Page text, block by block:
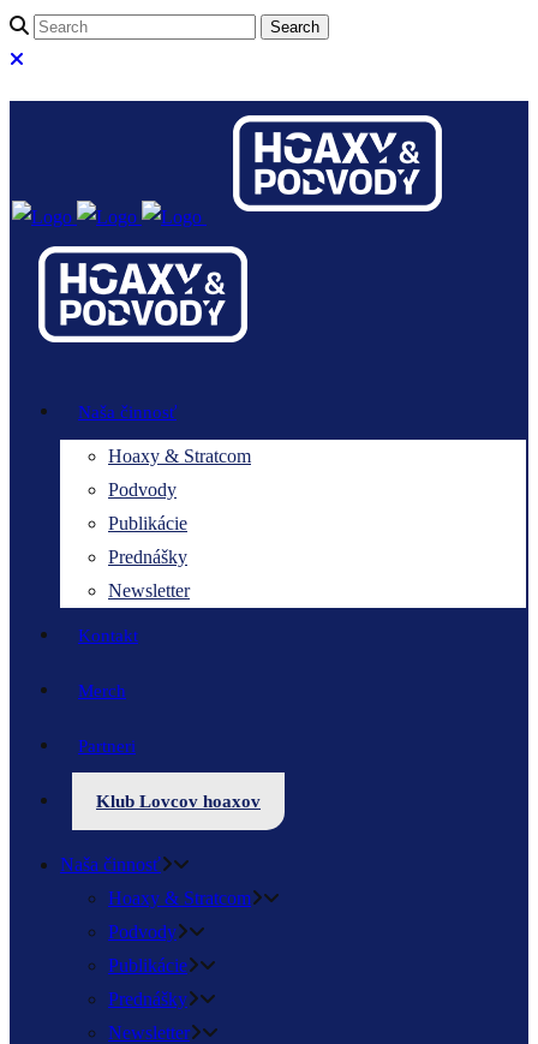
Naša činnosť
Hoaxy & Stratcom
Podvody
Publikácie
Prednášky
Newsletter
Kontakt
Merch
Partneri
Klub Lovcov hoaxov
Naša činnosť
Hoaxy & Stratcom
Podvody
Publikácie
Prednášky
Newsletter